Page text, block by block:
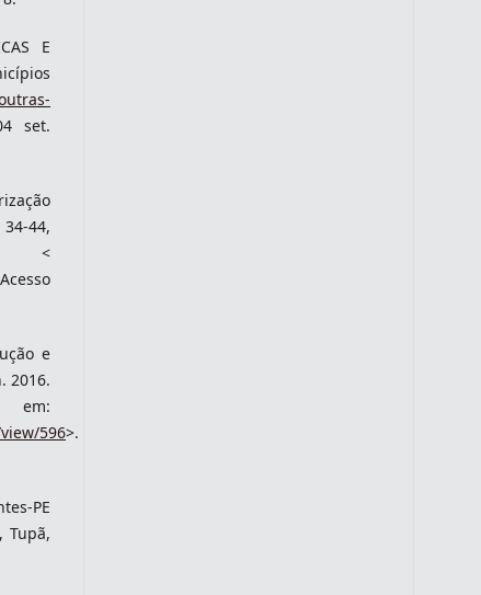
E
set.
44,
<
e
2016.
596>.
PE
Tupã,